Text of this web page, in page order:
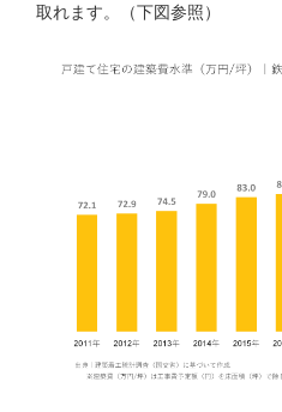
取れます。（下図参照）